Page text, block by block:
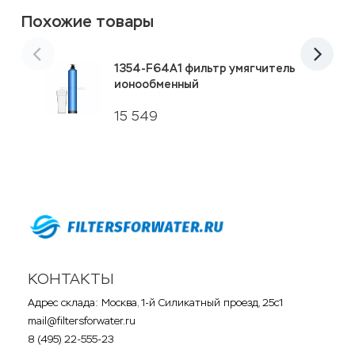
Похожие товары
15 549
1354-F64A1 фильтр умягчитель
ионообменный
КОНТАКТЫ
Адрес склада: Москва, 1-й Силикатный проезд, 25с1
mail@filtersforwater.ru
8 (495) 22-555-23